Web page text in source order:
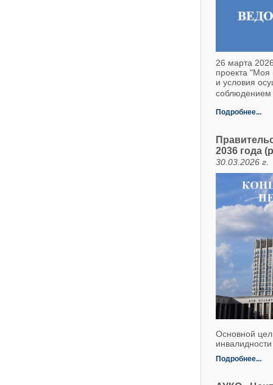
26 марта
проекта "Моя
и условия
соблюдением
Подробнее...
2036 года
30.03.2026 г.
Основной
Подробнее...